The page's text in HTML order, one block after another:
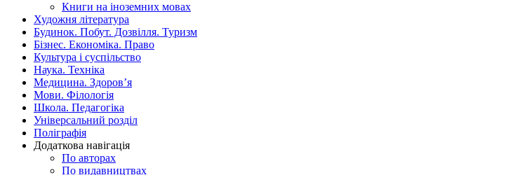
Книги на іноземних мовах
Художня література
Будинок. Побут. Дозвілля. Туризм
Бізнес. Економіка. Право
Культура і суспільство
Наука. Техніка
Медицина. Здоров’я
Мови. Філологія
Школа. Педагогіка
Універсальний розділ
Поліграфія
Додаткова навігація
По авторах
По видавництвах